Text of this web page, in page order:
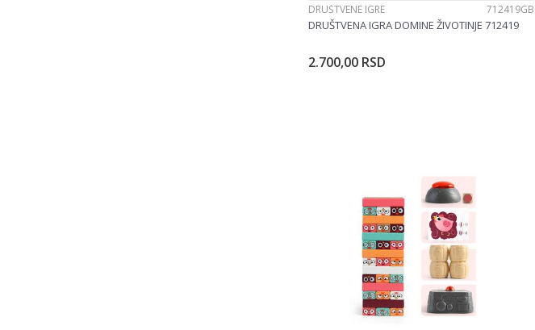
DRUŠTVENE IGRE 712419GB
DRUŠTVENA IGRA DOMINE ŽIVOTINJE 712419
2.700,00 RSD